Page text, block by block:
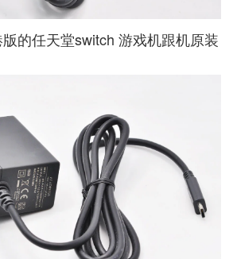
的任天堂switch 游戏机跟机原装